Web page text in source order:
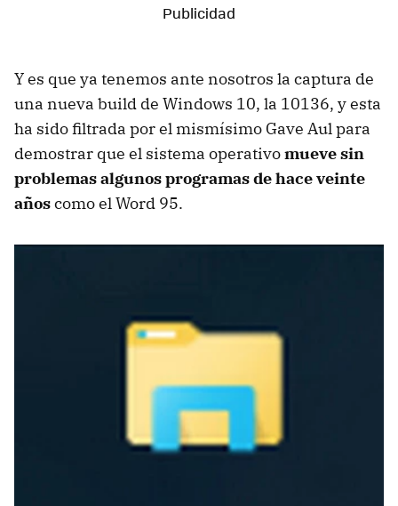
Y es que ya tenemos ante nosotros la captura de
una nueva build de Windows 10, la 10136, y esta
ha sido filtrada por el mismísimo Gave Aul para
demostrar que el sistema operativomueve sin
problemas algunos programas de hace veinte
añoscomo el Word 95.